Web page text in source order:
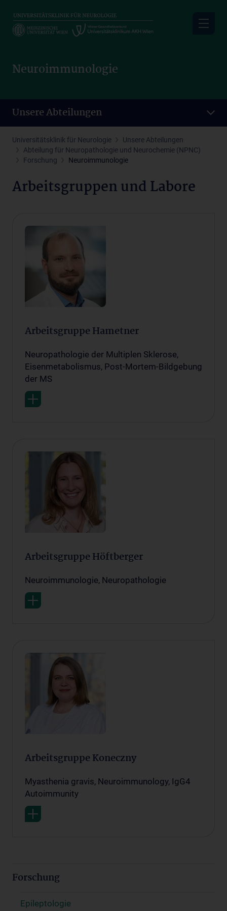
main
Neuroimmunologie
Unsere Abteilungen
Universitätsklinik für Neurologie
Unsere Abteilungen
Abteilung für Neuropathologie und Neurochemie (NPNC)
Forschung
Neuroimmunologie
Arbeitsgruppen und Labore
Arbeitsgruppe Hametner
Neuropathologie der Multiplen Sklerose,
Eisenmetabolismus, Post-Mortem-Bildgebung
der MS
Arbeitsgruppe Höftberger
Neuroimmunologie, Neuropathologie
Arbeitsgruppe Koneczny
Myasthenia gravis, Neuroimmunology, IgG4
Autoimmunity
Forschung
Epileptologie